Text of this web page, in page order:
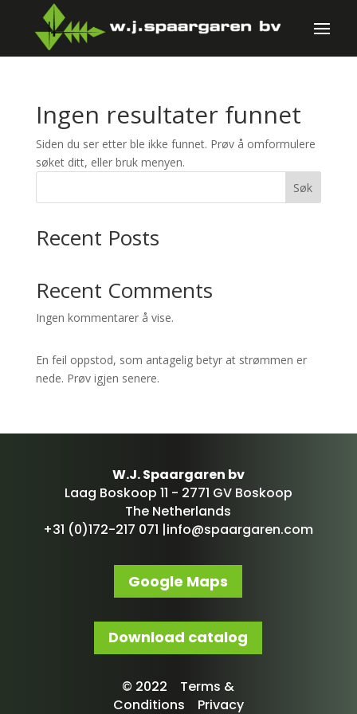
Ingen resultater funnet
Siden du ser etter ble ikke funnet. Prøv å omformulere
søket ditt, eller bruk menyen.
Søk
Recent Posts
Recent Comments
Ingen kommentarer å vise.
En feil oppstod, som antagelig betyr at strømmen er
nede. Prøv igjen senere.
W.J. Spaargaren bv
Laag Boskoop 11 - 2771 GV Boskoop
The Netherlands
+31 (0)172-217 071 |info@spaargaren.com
Google Maps
Download catalog
© 2022 Terms &
Conditions Privacy